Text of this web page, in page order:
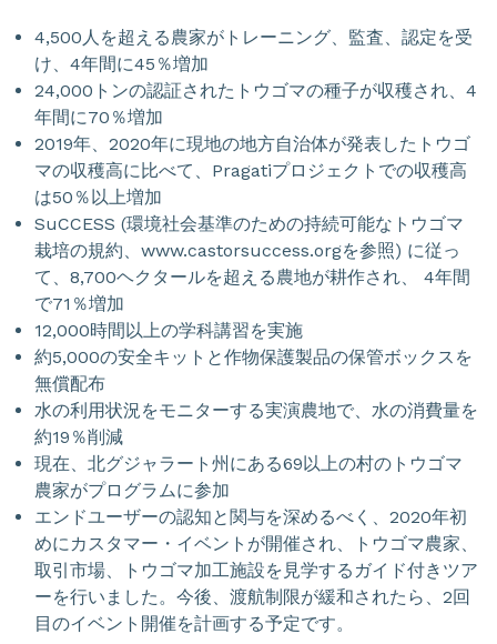
4,500人を超える農家がトレーニング、監査、認定を受
け、4年間に45％増加
24,000トンの認証されたトウゴマの種子が収穫され、4
年間に70％増加
2019年、2020年に現地の地方自治体が発表したトウゴ
マの収穫高に比べて、Pragatiプロジェクトでの収穫高
は50％以上増加
SuCCESS (環境社会基準のための持続可能なトウゴマ
栽培の規約、www.castorsuccess.orgを参照) に従っ
て、8,700ヘクタールを超える農地が耕作され、 4年間
で71％増加
12,000時間以上の学科講習を実施
約5,000の安全キットと作物保護製品の保管ボックスを
無償配布
水の利用状況をモニターする実演農地で、水の消費量を
約19％削減
現在、北グジャラート州にある69以上の村のトウゴマ
農家がプログラムに参加
エンドユーザーの認知と関与を深めるべく、2020年初
めにカスタマー・イベントが開催され、トウゴマ農家、
取引市場、トウゴマ加工施設を見学するガイド付きツア
ーを行いました。今後、渡航制限が緩和されたら、2回
目のイベント開催を計画する予定です。